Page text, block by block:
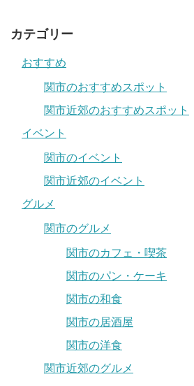
カテゴリー
おすすめ
関市のおすすめスポット
関市近郊のおすすめスポット
イベント
関市のイベント
関市近郊のイベント
グルメ
関市のグルメ
関市のカフェ・喫茶
関市のパン・ケーキ
関市の和食
関市の居酒屋
関市の洋食
関市近郊のグルメ